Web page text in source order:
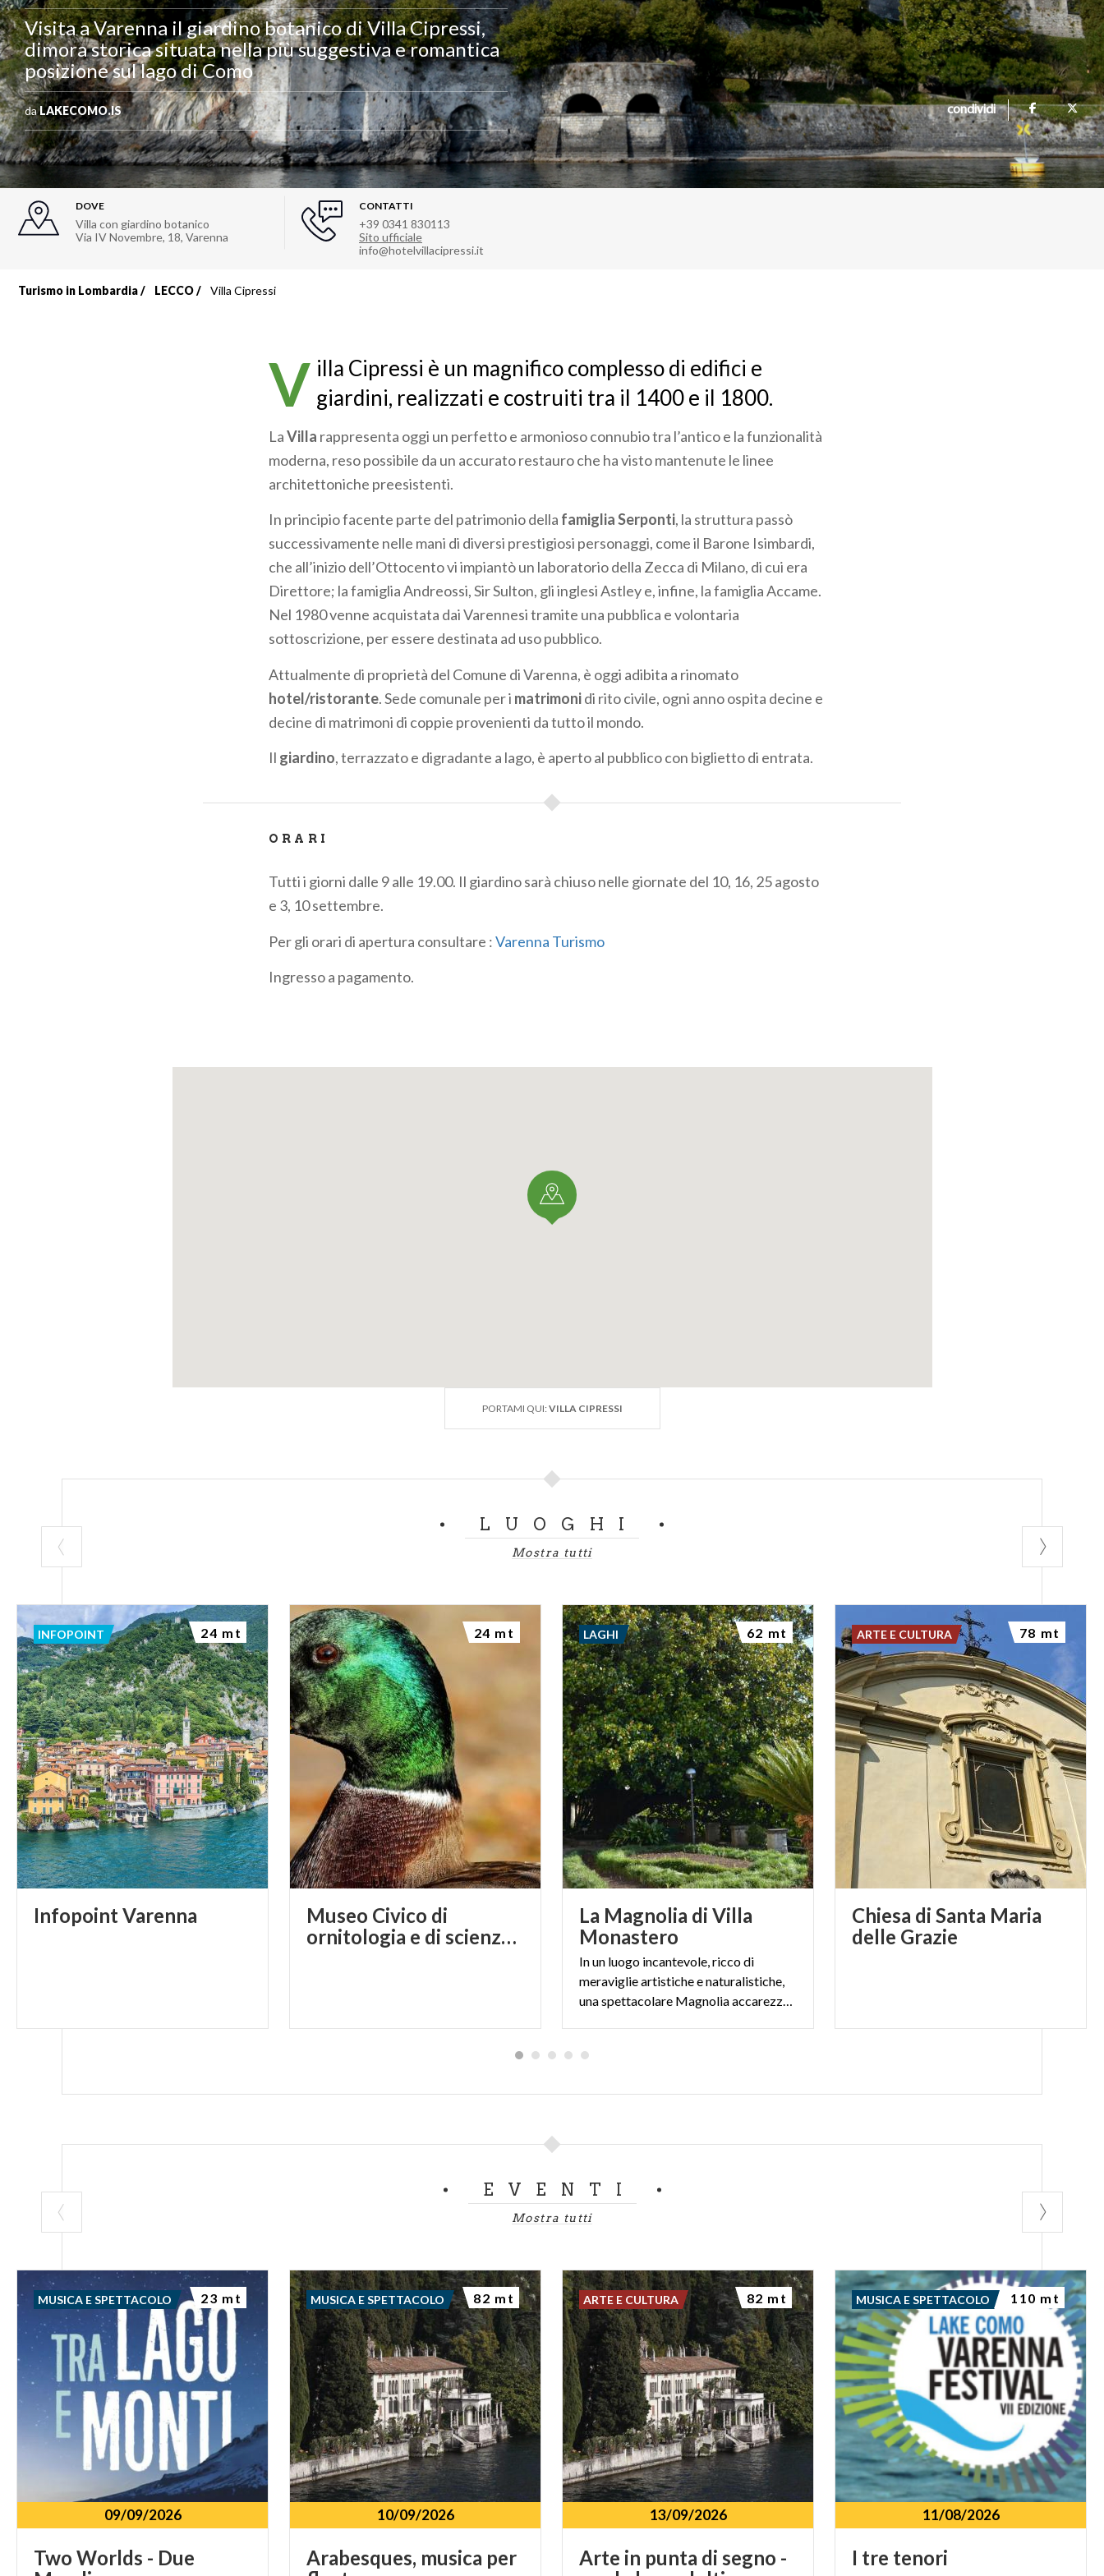
Visita a Varenna il giardino botanico di Villa Cipressi,
dimora storica situata nella più suggestiva e romantica
posizione sul lago di Como
daLAKECOMO.IS condividi
DOVE
Villa con giardino botanico
Via IV Novembre, 18, Varenna
CONTATTI
+39 0341 830113
Sito ufficiale
info@hotelvillacipressi.it
Turismo in Lombardia LECCO Villa Cipressi
V illa Cipressi è un magnifico complesso di edifici e
giardini, realizzati e costruiti tra il 1400 e il 1800.
LaVilla rappresenta oggi un perfetto e armonioso connubio tra l’antico e la funzionalità
moderna, reso possibile da un accurato restauro che ha visto mantenute le linee
architettoniche preesistenti.
In principio facente parte del patrimonio della famiglia Serponti, la struttura passò
successivamente nelle mani di diversi prestigiosi personaggi, come il Barone Isimbardi,
che all’inizio dell’Ottocento vi impiantò un laboratorio della Zecca di Milano, di cui era
Direttore; la famiglia Andreossi, Sir Sulton, gli inglesi Astley e, infine, la famiglia Accame.
Nel 1980 venne acquistata dai Varennesi tramite una pubblica e volontaria
sottoscrizione, per essere destinata ad uso pubblico.
Attualmente di proprietà del Comune di Varenna, è oggi adibita a rinomato
hotel/ristorante. Sede comunale per i matrimonidi rito civile, ogni anno ospita decine e
decine di matrimoni di coppie provenienti da tutto il mondo.
Il giardino, terrazzato e digradante a lago, è aperto al pubblico con biglietto di entrata.
ORARI
Tutti i giorni dalle 9 alle 19.00. Il giardino sarà chiuso nelle giornate del 10, 16, 25 agosto
e 3, 10 settembre.
Per gli orari di apertura consultare :Varenna Turismo
Ingresso a pagamento.
PORTAMI QUI: VILLA CIPRESSI
LUOGHI
Mostra tutti
InfopointVarenna
INFOPOINT 24 mt
Museo Civico di
ornitologia e di scienze naturali "Luigi Scanagatta"
24 mt
La Magnolia di Villa
Monastero
In un luogo incantevole, ricco di
meraviglie artistiche e naturalistiche,
una spettacolare Magnolia accarezza le acque del lago.
LAGHI 62 mt
Chiesa di Santa Maria
delle Grazie
ARTE E CULTURA 78 mt
EVENTI
Mostra tutti
09/09/2026
Two Worlds - Due
MUSICA E SPETTACOLO 23 mt
10/09/2026
Arabesques, musica per
MUSICA E SPETTACOLO 82 mt
13/09/2026
Arte in punta di segno -
ARTE E CULTURA 82 mt
11/08/2026
I tre tenori
MUSICA E SPETTACOLO 110 mt